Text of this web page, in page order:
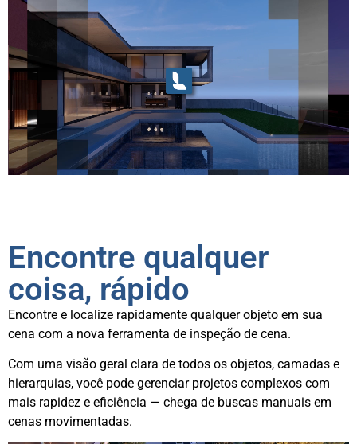
Encontre qualquer
coisa, rápido
Encontre e localize rapidamente qualquer objeto em sua
cena com a nova ferramenta de inspeção de cena.
Com uma visão geral clara de todos os objetos, camadas e
hierarquias, você pode gerenciar projetos complexos com
mais rapidez e eficiência — chega de buscas manuais em
cenas movimentadas.